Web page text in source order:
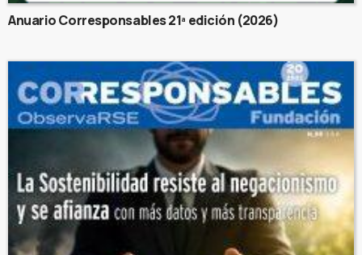
Anuario Corresponsables 21ª edición (2026)